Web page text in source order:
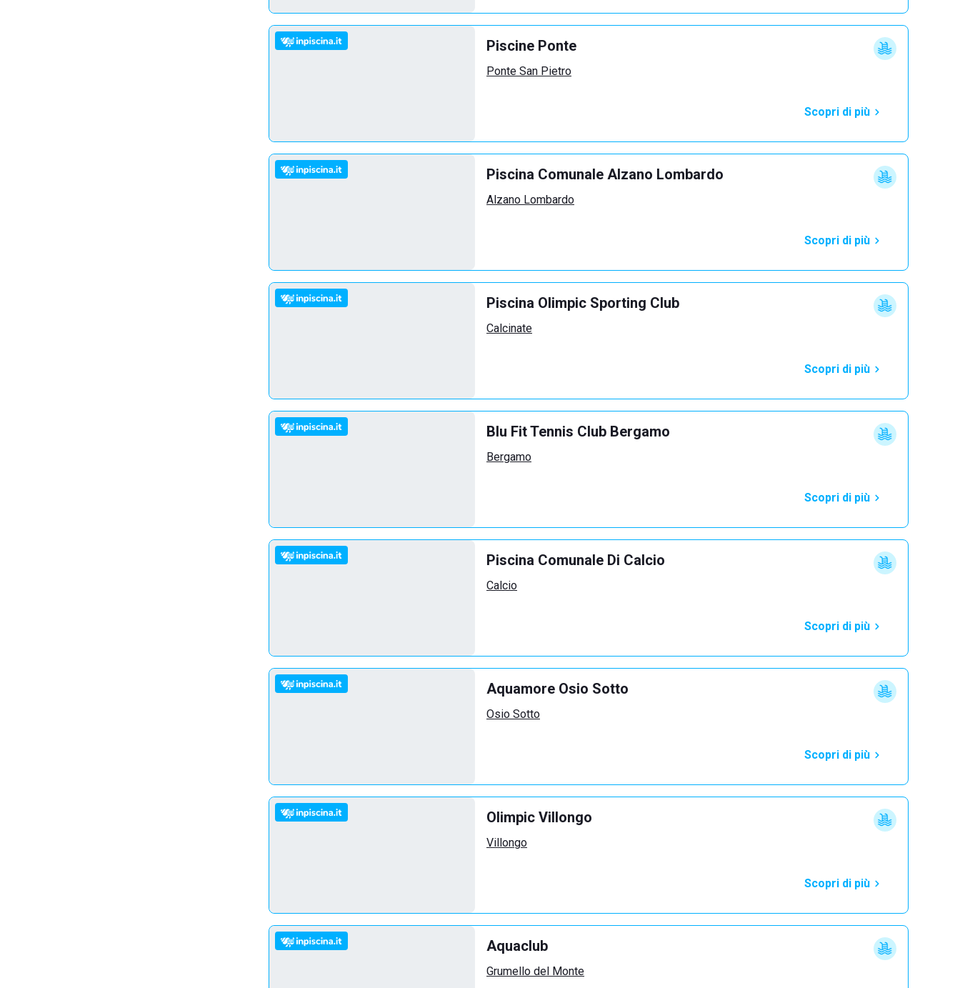
Piscine Ponte
Ponte San Pietro
Scopri di più
Piscina Comunale Alzano Lombardo
Alzano Lombardo
Scopri di più
Piscina Olimpic Sporting Club
Calcinate
Scopri di più
Blu Fit Tennis Club Bergamo
Bergamo
Scopri di più
Piscina Comunale Di Calcio
Calcio
Scopri di più
Aquamore Osio Sotto
Osio Sotto
Scopri di più
Olimpic Villongo
Villongo
Scopri di più
Aquaclub
Grumello del Monte